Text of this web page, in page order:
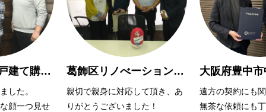
葛飾区リノべーションマンション購入 O様
て頂き、あ
た！
大阪府豊中市中古マンション購入Y様
遠方の契約にも関わらず、また
無茶な依頼にも丁寧に対応いた
大変お世話にな
無理を言っても